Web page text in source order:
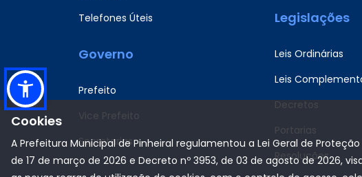
Telefones Úteis
Governo
Prefeito
Vice Prefeito
Secretarias
Legislações
Leis Ordinárias
Leis
Decretos
Portarias
Resoluções
Cookies
A Prefeitura Municipal de Pinheiral regulamentou a Lei Geral de Proteção
de 17 de março de 2026 e Decreto nº 3953, de 03 de agosto de 2026,